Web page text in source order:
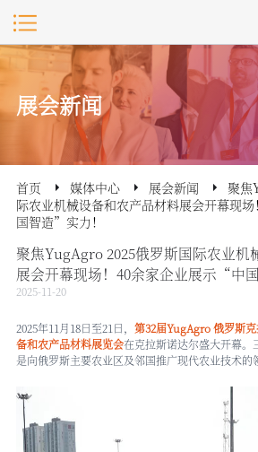
展会新闻
首页 媒体中心 展会新闻
聚焦
际农业机械设备和农产品材料展会开幕现
国智造”实力！
聚焦YugAgro 2025俄罗斯国际农业机
展会开幕现场！40余家企业展示“中
2025-11-20
2025年11月18日至21日， 第32届YugAgro 俄罗斯
备和农产品材料展览会在克拉斯诺达尔盛大开幕
是向俄罗斯主要农业区及邻国推广现代农业技术的